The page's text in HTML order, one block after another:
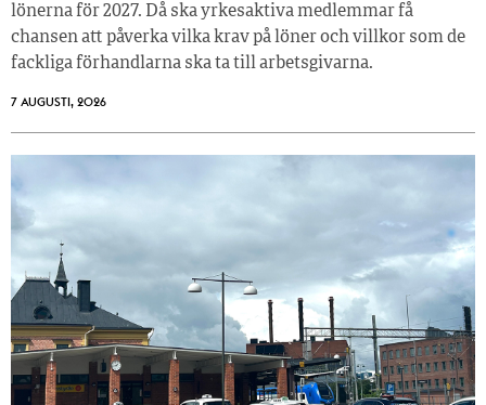
lönerna för 2027. Då ska yrkesaktiva medlemmar få
chansen att påverka vilka krav på löner och villkor som de
fackliga förhandlarna ska ta till arbetsgivarna.
7 AUGUSTI, 2026